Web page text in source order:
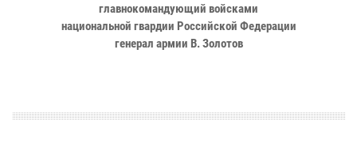
главнокомандующий войсками
национальной гвардии Российской Федерации
генерал армии В. Золотов